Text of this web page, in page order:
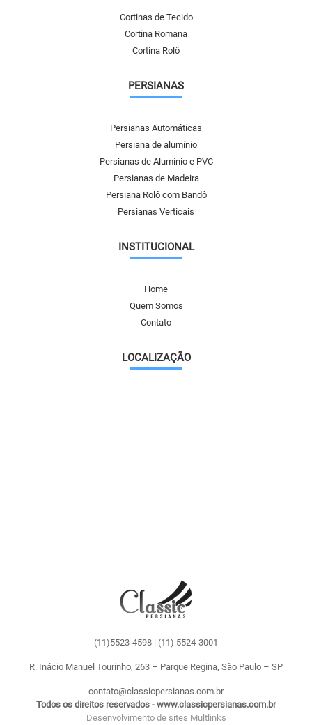
Cortinas de Tecido
Cortina Romana
Cortina Rolô
PERSIANAS
Persianas Automáticas
Persiana de alumínio
Persianas de Alumínio e PVC
Persianas de Madeira
Persiana Rolô com Bandô
Persianas Verticais
INSTITUCIONAL
Home
Quem Somos
Contato
LOCALIZAÇÃO
(11)5523-4598 | (11) 5524-3001
R. Inácio Manuel Tourinho, 263 – Parque Regina, São Paulo – SP
contato@classicpersianas.com.br
Todos os direitos reservados - www.classicpersianas.com.br
Desenvolvimento de sites Multlinks